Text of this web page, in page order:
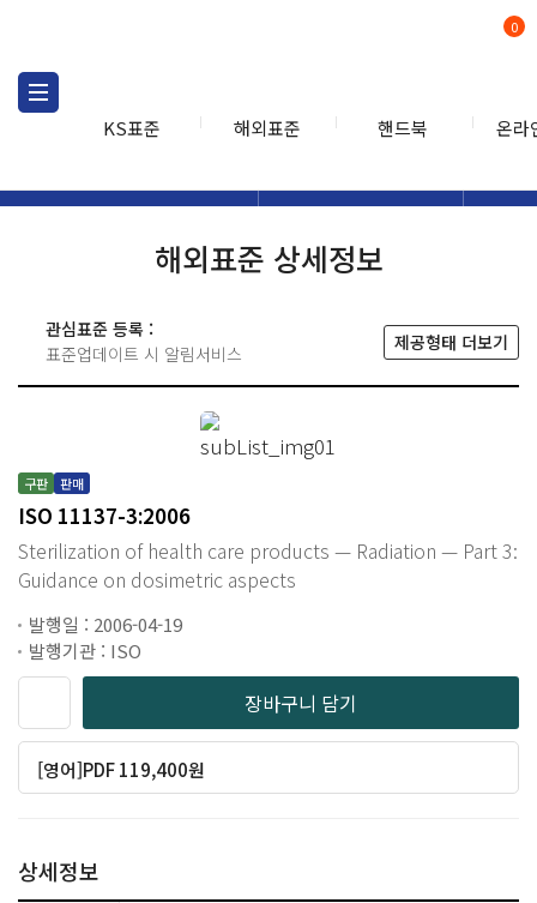
KS표준 해외표준 핸드북 온라
0
해외표준 상세정보
관심표준 등록 :
표준업데이트 시 알림서비스
제공형태 더보기
구판 판매
ISO 11137-3:2006
Sterilization of health care products — Radiation — Part 3:
Guidance on dosimetric aspects
발행일 : 2006-04-19
발행기관 : ISO
장바구니 담기
[영어]PDF 119,400원
상세정보